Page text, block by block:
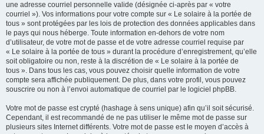
une adresse courriel personnelle valide (désignée ci-après par « votre
courriel »). Vos informations pour votre compte sur « Le solaire à la portée de
tous » sont protégées par les lois de protection des données applicables dans
le pays qui nous héberge. Toute information en-dehors de votre nom
d’utilisateur, de votre mot de passe et de votre adresse courriel requise par
« Le solaire à la portée de tous » durant la procédure d’enregistrement, qu’elle
soit obligatoire ou non, reste à la discrétion de « Le solaire à la portée de
tous ». Dans tous les cas, vous pouvez choisir quelle information de votre
compte sera affichée publiquement. De plus, dans votre profil, vous pouvez
souscrire ou non à l’envoi automatique de courriel par le logiciel phpBB.
Votre mot de passe est crypté (hashage à sens unique) afin qu’il soit sécurisé.
Cependant, il est recommandé de ne pas utiliser le même mot de passe sur
plusieurs sites Internet différents. Votre mot de passe est le moyen d’accès à